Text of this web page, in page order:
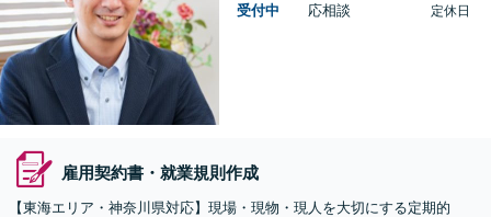
受付中
応相談
定休日
雇用契約書・就業規則作成
【東海エリア・神奈川県対応】現場・現物・現人を大切にする定期的